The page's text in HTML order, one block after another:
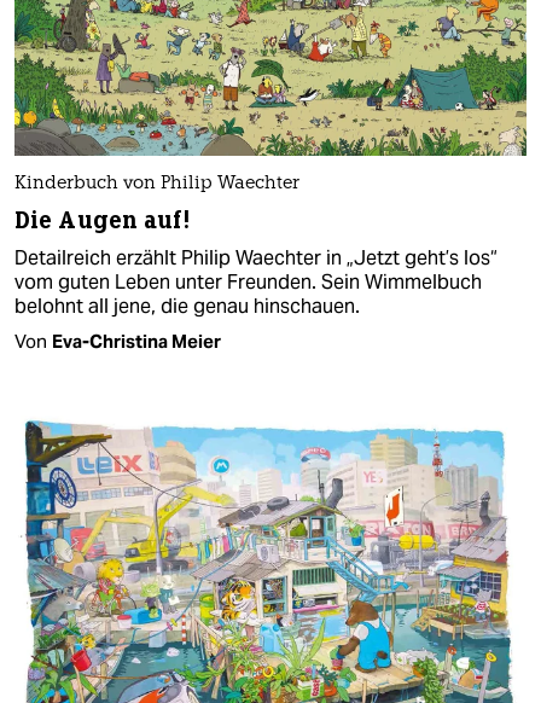
Kinderbuch von Philip Waechter
Die Augen auf!
Detailreich erzählt Philip Waechter in „Jetzt geht’s los“
vom guten Leben unter Freunden. Sein Wimmelbuch
belohnt all jene, die genau hinschauen.
Von Eva-Christina Meier